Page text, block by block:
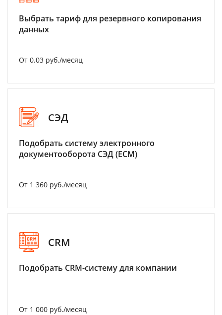
Выбрать тариф для резервного копирования
данных
От 0.03 руб./месяц
СЭД
Подобрать систему электронного
документооборота СЭД (ECM)
От 1 360 руб./месяц
CRM
Подобрать CRM-систему для компании
От 1 000 руб./месяц